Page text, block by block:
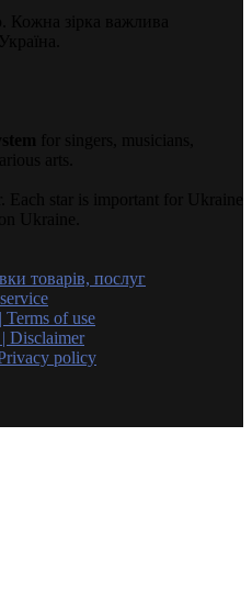
товарів, послуг
of use
| Disclaimer
policy